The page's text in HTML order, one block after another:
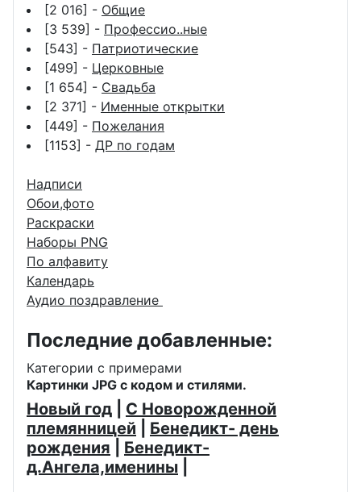
[2 016] - Общие
[3 539] - Профессио..ные
[543] - Патриотические
[499] - Церковные
[1 654] - Свадьба
[2 371] - Именные открытки
[449] - Пожелания
[1153] - ДР по годам
Надписи
Обои,фото
Раскраски
Наборы PNG
По алфавиту
Календарь
Аудио поздравление
Последние добавленные:
Категории с примерами
Картинки JPG с кодом и стилями.
Новый год
С Новорожденной
племянницей
Бенедикт- день
рождения
Бенедикт-
д.Ангела,именины